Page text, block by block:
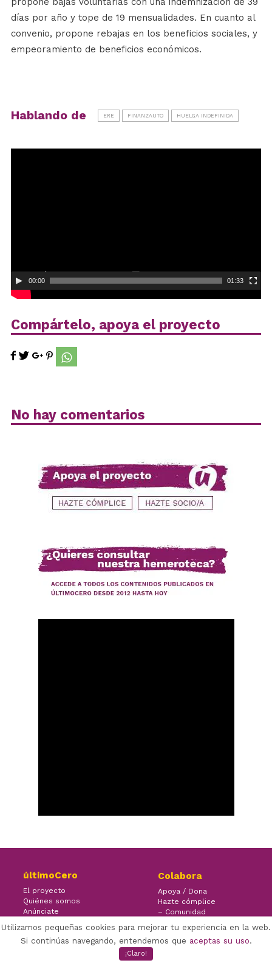
días por año y tope de 19 mensualidades. En cuanto al
convenio, propone rebajas en los beneficios sociales, y
empeoramiento de beneficios económicos.
Hablando de ERE FINANZAUTO HUELGA INDEFINIDA
00:00 01:33
Compártelo, apoya el proyecto
No hay comentarios
últimoCero
El proyecto
Quiénes somos
Anúnciate
Colabora
Apoya / Dona
Hazte cómplice
– Comunidad
Utilizamos pequeñas cookies para mejorar tu experiencia en la web.
Si continúas navegando, entendemos que aceptas su uso.
¡Claro!